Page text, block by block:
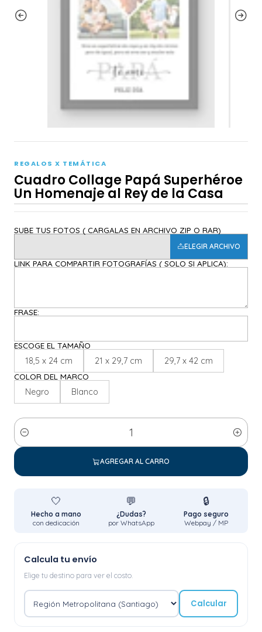
REGALOS X TEMÁTICA
Cuadro Collage Papá Superhéroe
Un Homenaje al Rey de la Casa
SUBE TUS FOTOS ( CARGALAS EN ARCHIVO ZIP O RAR)
ELEGIR ARCHIVO
LINK PARA COMPARTIR FOTOGRAFÍAS ( SOLO SI APLICA):
FRASE:
ESCOGE EL TAMAÑO
18,5 x 24 cm 21 x 29,7 cm 29,7 x 42 cm
COLOR DEL MARCO
Negro Blanco
Cantidad
AGREGAR AL CARRO
🤍
Hecho a mano
con dedicación
💬
¿Dudas?
por WhatsApp
🔒
Pago seguro
Webpay / MP
Calcula tu envío
Elige tu destino para ver el costo.
Calcular